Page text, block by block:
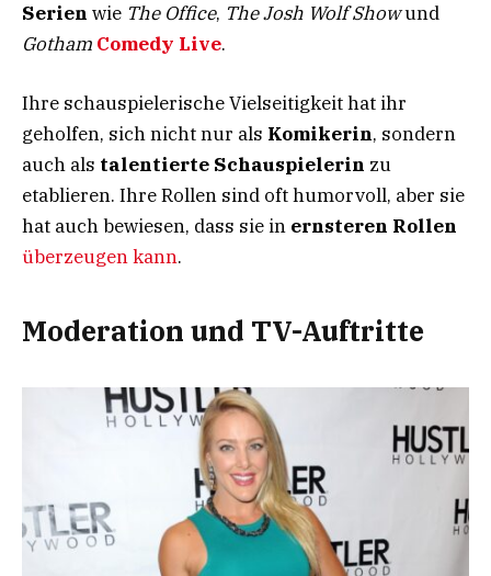
Serien wie The Office, The Josh Wolf Showund
Gotham Comedy Live.
Ihre schauspielerische Vielseitigkeit hat ihr
geholfen, sich nicht nur als Komikerin, sondern
auch als talentierte Schauspielerin zu
etablieren. Ihre Rollen sind oft humorvoll, aber sie
hat auch bewiesen, dass sie in ernsteren Rollen
überzeugen kann.
Moderation und TV-Auftritte